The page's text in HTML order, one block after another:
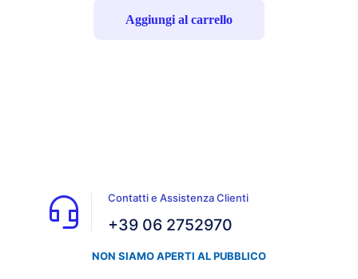
Aggiungi al carrello
Contatti e Assistenza Clienti
+39 06 2752970
NON SIAMO APERTI AL PUBBLICO